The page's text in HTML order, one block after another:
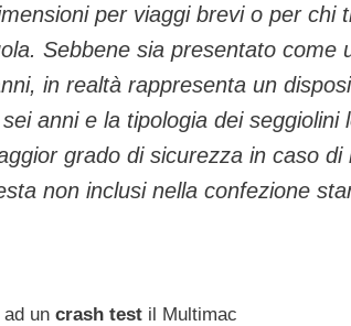
per viaggi brevi o per chi
Sebbene sia presentato come
in realtà rappresenta un
anni e la tipologia dei
grado di sicurezza in caso
non inclusi nella confezione
un crash test il Multimac